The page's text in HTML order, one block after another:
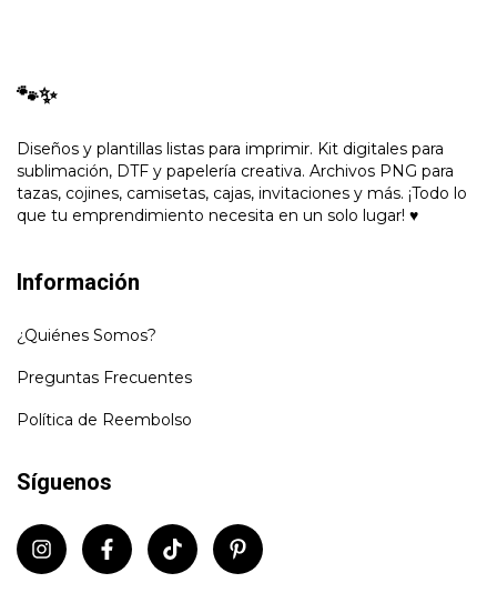
🐾✨
Diseños y plantillas listas para imprimir. Kit digitales para
sublimación, DTF y papelería creativa. Archivos PNG para
tazas, cojines, camisetas, cajas, invitaciones y más. ¡Todo lo
que tu emprendimiento necesita en un solo lugar! ♥
Información
¿Quiénes Somos?
Preguntas Frecuentes
Política de Reembolso
Síguenos